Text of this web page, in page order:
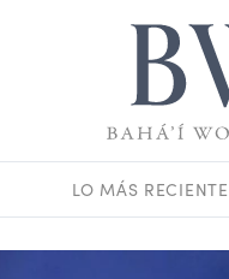
LO MÁS RECIENTE